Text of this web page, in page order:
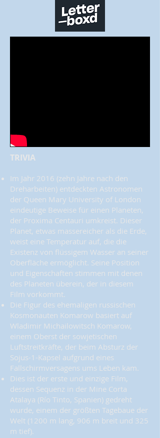
TRIVIA
Im Jahr 2016 (zehn Jahre nach den
Dreharbeiten) entdeckten Astronomen
der Queen Mary University of London
eindeutige Beweise für einen Planeten,
der Proxima Centauri umkreist. Dieser
Planet, etwas massereicher als die Erde,
weist eine Temperatur auf, die die
Existenz von flüssigem Wasser an seiner
Oberfläche ermöglicht. Seine Position
und Eigenschaften stimmen mit denen
des Planeten überein, der in diesem
Film vorkommt.
Die Figur des ehemaligen russischen
Kosmonauten Komarow basiert auf
Wladimir Michailowitsch Komarow,
einem Oberst der sowjetischen
Luftstreitkräfte, der beim Absturz der
Sojus-1-Kapsel aufgrund eines
Fallschirmversagens ums Leben kam.
Dies ist der erste und einzige Film,
dessen Sequenz in der Mine Corta
Atalaya (Río Tinto, Spanien) gedreht
wurde, einem der größten Tagebaue der
Welt (1200 m lang, 906 m breit und 325
m tief).